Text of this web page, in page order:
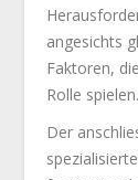
angesichts
Faktoren,
Rolle spielen.
Der